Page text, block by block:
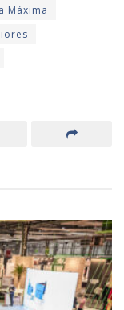
Máxima